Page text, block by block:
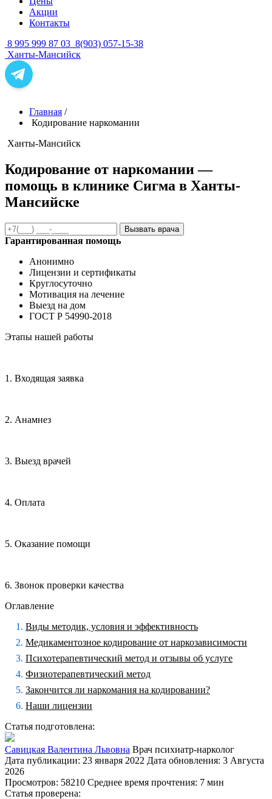
Акции
Контакты
8 995 999 87 03 8(903) 057-15-38
Ханты-Мансийск
Главная /
Кодирование наркомании
Ханты-Мансийск
Кодирование от наркомании —
помощь в клинике Сигма в Ханты-
Мансийске
Вызвать врача
Гарантированная помощь
Анонимно
Лицензии и сертификаты
Круглосуточно
Мотивация на лечение
Выезд на дом
ГОСТ Р 54990-2018
Этапы нашей работы
1. Входящая заявка
2. Анамнез
3. Выезд врачей
4. Оплата
5. Оказание помощи
6. Звонок проверки качества
Оглавление
Виды методик, условия и эффективность
Медикаментозное кодирование от наркозависимости
Психотерапевтический метод и отзывы об услуге
Физиотерапевтический метод
Закончится ли наркомания на кодировании?
Наши лицензии
Статья подготовлена:
Савицкая Валентина Львовна Врач психиатр-нарколог
Дата публикации: 23 января 2022 Дата обновления: 3 Августа
2026
Просмотров: 58210 Среднее время прочтения: 7 мин
Статья проверена: